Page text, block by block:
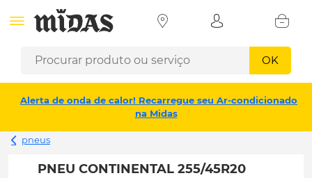
OK
Alerta de onda de calor! Recarregue seu Ar-condicionado
na Midas
pneus
PNEU CONTINENTAL 255/45R20